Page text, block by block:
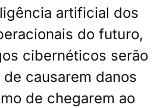
artificial dos
do futuro,
cibernéticos serão
causarem danos
de chegarem ao